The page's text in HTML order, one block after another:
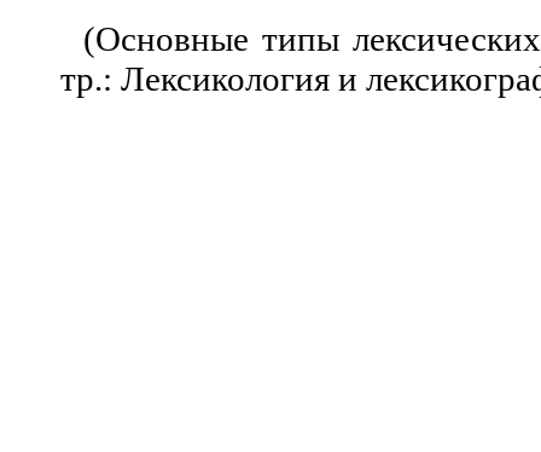
(Основные типы
тр.: Лексикология и